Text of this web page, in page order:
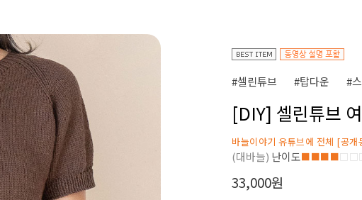
#셀린튜브 #탑다운 #
[DIY] 셀린튜브
바늘이야기 유튜브에 전체 [공
(대바늘) 난이도■■■■
33,000원